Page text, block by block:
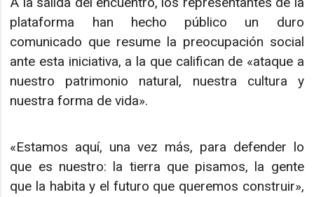
plataforma han hecho público un duro
comunicado que resume la preocupación social
ante esta iniciativa, a la que califican de «ataque a
nuestro patrimonio natural, nuestra cultura y
nuestra forma de vida».
«Estamos aquí, una vez más, para defender lo
que es nuestro: la tierra que pisamos, la gente
que la habita y el futuro que queremos construir»,